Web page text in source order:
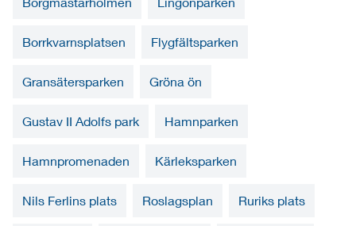
Borrkvarnsplatsen Flygfältsparken
Gransätersparken Gröna ön
Gustav II Adolfs park Hamnparken
Hamnpromenaden Kärleksparken
Nils Ferlins plats Roslagsplan Ruriks plats